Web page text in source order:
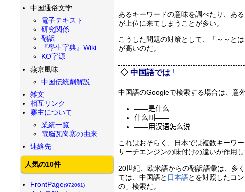
あるキーワードの意味を調べたり、あ
が上位に来てしまうことが多い。
こうした問題の対策として、「～～と
が高いのだ。
中国語では†
中国語のGoogleで検索する場合は、意
――是什么
什么叫――
――用汉语怎么说
これはおそらく、日本では複数キーワ
サーチエンジンの味付けの違いが作用し
20世紀、欧米語からの翻訳語彙は、多
ては、中国語と 日本語とを対照したコ
の」検索だ。
中国通俗文学
電子テキスト
研究関係
翻訳
『學生字典』Wiki
KO字源
燕京風味
中国伝統劇解説
雑文
相互リンク
寨主について
業績一覧
電脳瓦崗寨の由来
連絡先
人気の10件
FrontPage(972061)